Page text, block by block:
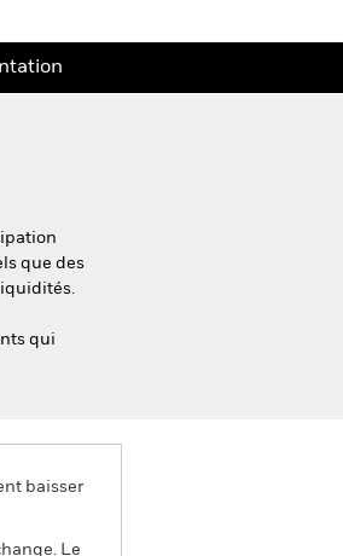
que des
qui
baisser
Le